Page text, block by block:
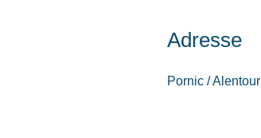
Adresse
Pornic / Alentour